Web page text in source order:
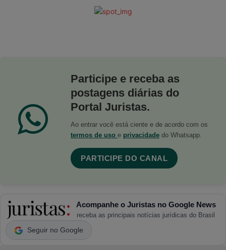
Participe e receba as
postagens diárias do
Portal Juristas.
Ao entrar você está ciente e de acordo com os
termos de uso e privacidade do Whatsapp.
PARTICIPE DO CANAL
Acompanhe o Juristas no Google News
receba as principais notícias jurídicas do Brasil
Seguir no Google